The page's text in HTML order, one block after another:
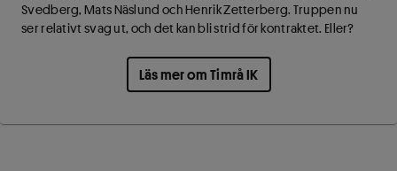
Svedberg, Mats Näslund och Henrik Zetterberg. Truppen nu
ser relativt svag ut, och det kan bli strid för kontraktet. Eller?
Läs mer om Timrå IK